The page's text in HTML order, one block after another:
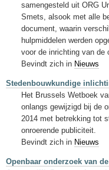
samengesteld uit ORG
Smets, alsook met alle
document, waarin
hulpmiddelen werden
voor de inrichting van de
Bevindt zich in Nieuws
Stedenbouwkundige
Het Brussels Wetboek
onlangs gewijzigd bij de
2014 met betrekking tot
onroerende publiciteit.
Bevindt zich in Nieuws
Openbaar onderzoek van